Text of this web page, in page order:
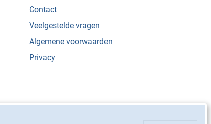
Contact
Veelgestelde vragen
Algemene voorwaarden
Privacy